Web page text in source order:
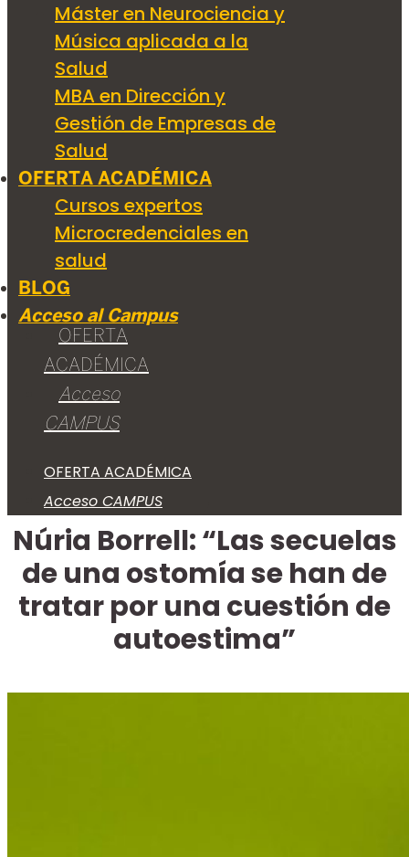
Máster en Neurociencia y
Música aplicada a la
Salud
MBA en Dirección y
Gestión de Empresas de
Salud
OFERTA ACADÉMICA
Cursos expertos
Microcredenciales en
salud
BLOG
Acceso al Campus
OFERTA
ACADÉMICA
Acceso
CAMPUS
OFERTA ACADÉMICA
Acceso CAMPUS
Núria Borrell: “Las secuelas
de una ostomía se han de
tratar por una cuestión de
autoestima”